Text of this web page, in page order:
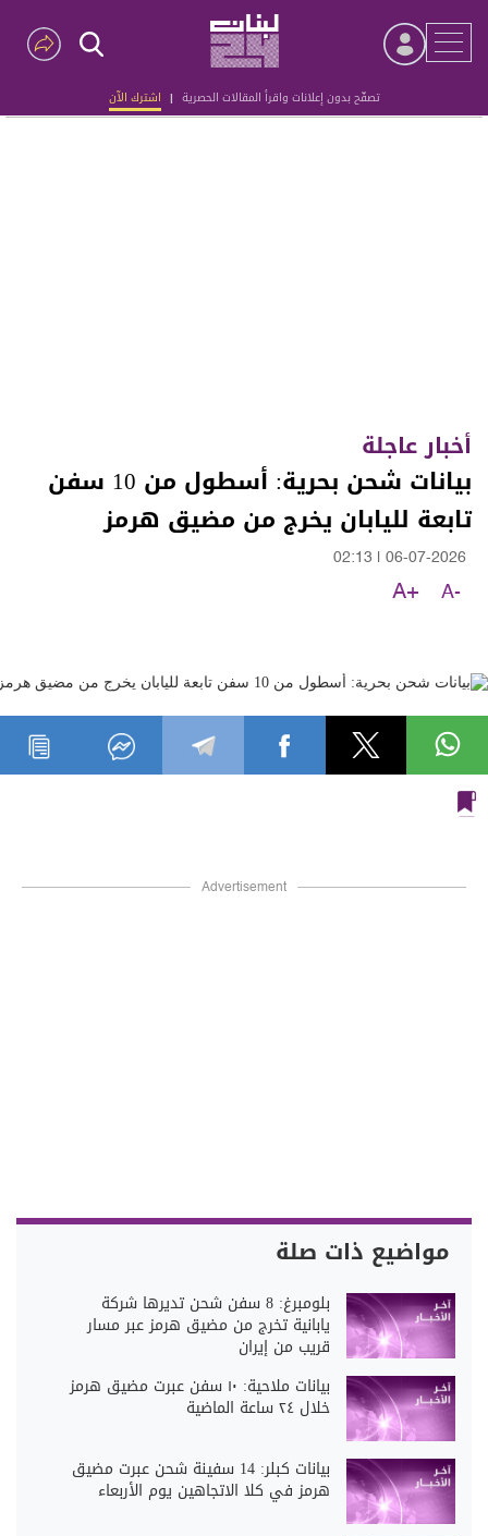
تصفّح بدون إعلانات واقرأ المقالات الحصرية | اشترك الآن
Advertisement
أخبار عاجلة
بيانات شحن بحرية: أسطول من 10 سفن
تابعة لليابان يخرج من مضيق هرمز
06-07-2026
02:13
A-
A+
Advertisement
مواضيع ذات صلة
بلومبرغ: 8 سفن شحن تديرها شركة
يابانية تخرج من مضيق هرمز عبر مسار
قريب من إيران
بيانات ملاحية: ١٠ سفن عبرت مضيق هرمز
خلال ٢٤ ساعة الماضية
بيانات كبلر: 14 سفينة شحن عبرت مضيق
هرمز في كلا الاتجاهين يوم الأربعاء